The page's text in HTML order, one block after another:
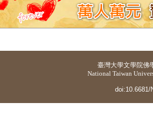
臺灣大學文學院佛
National Taiwan
doi:10.6681/